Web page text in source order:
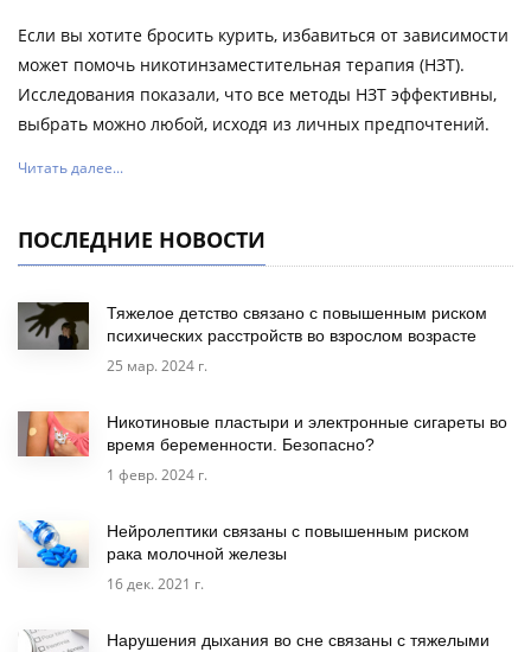
Если вы хотите бросить курить, избавиться от зависимости
может помочь никотинзаместительная терапия (НЗТ).
Исследования показали, что все методы НЗТ эффективны,
выбрать можно любой, исходя из личных предпочтений.
Читать далее...
ПОСЛЕДНИЕ НОВОСТИ
Тяжелое детство связано с повышенным риском
психических расстройств во взрослом возрасте
25 мар. 2024 г.
Никотиновые пластыри и электронные сигареты во
время беременности. Безопасно?
1 февр. 2024 г.
Нейролептики связаны с повышенным риском
рака молочной железы
16 дек. 2021 г.
Нарушения дыхания во сне связаны с тяжелыми